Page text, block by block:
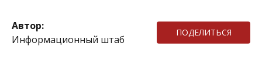
Автор:
Информационный штаб
ПОДЕЛИТЬСЯ